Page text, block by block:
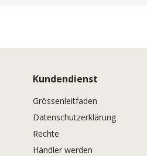
Kundendienst
Grössenleitfaden
Datenschutzerklärung
Rechte
Händler werden